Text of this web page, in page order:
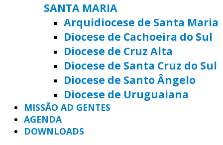
SANTA MARIA
Arquidiocese de Santa Maria
Diocese de Cachoeira do Sul
Diocese de Cruz Alta
Diocese de Santa Cruz do Sul
Diocese de Santo Ângelo
Diocese de Uruguaiana
MISSÃO AD GENTES
AGENDA
DOWNLOADS